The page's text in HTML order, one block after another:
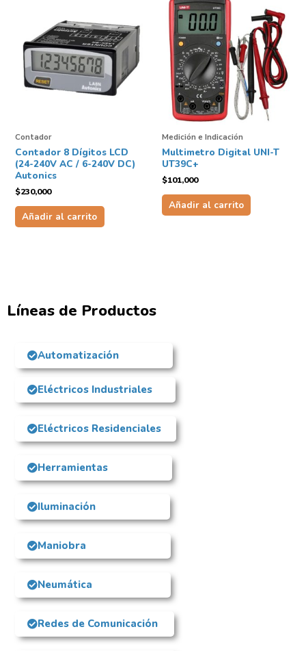
Contador
Contador 8 Dígitos LCD
(24-240V AC / 6-240V DC)
Autonics
$230,000
Añadir al carrito
Medición e Indicación
Multimetro Digital UNI-T
UT39C+
$101,000
Añadir al carrito
Líneas de Productos
Automatización
Eléctricos Industriales
Eléctricos Residenciales
Herramientas
Iluminación
Maniobra
Neumática
Redes de Comunicación